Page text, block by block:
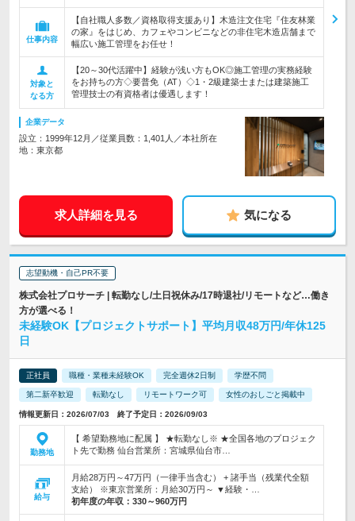
仕事内容
【自社職人多数／資格取得支援あり】木造注文住宅『住友林業
の家』をはじめ、カフェやコンビニなどの非住宅木造店舗まで
幅広い施工管理をお任せ！
対象と
なる方
【20～30代活躍中】経験が浅い方もOK◎施工管理の実務経験
をお持ちの方◇要普免（AT）◇1・2級建築士または建築施工
管理技士の有資格者は優遇します！
企業データ
設立：1999年12月／従業員数：1,401人／本社所在
地：東京都
求人詳細を見る 気になる
志望動機・自己PR不要
株式会社プロサーチ | 転勤なし/土日祝休み/17時退社/リモートなど…働き
方が選べる！
未経験OK【プロジェクトサポート】平均月収48万円/年休125
日
正社員 職種・業種未経験OK 完全週休2日制 学歴不問
第二新卒歓迎 転勤なし リモートワーク可 女性のおしごと掲載中
情報更新日：2026/07/03 終了予定日：2026/09/03
勤務地
【 希望勤務地に配属 】 ★転勤なし※ ★全国各地のプロジェク
ト先で勤務 仙台営業所：宮城県仙台市…
給与
月給28万円～47万円（一律手当含む） + 諸手当（残業代全額
支給） ※東京営業所：月給30万円～ ▼経験・…
初年度の年収： 330～960万円